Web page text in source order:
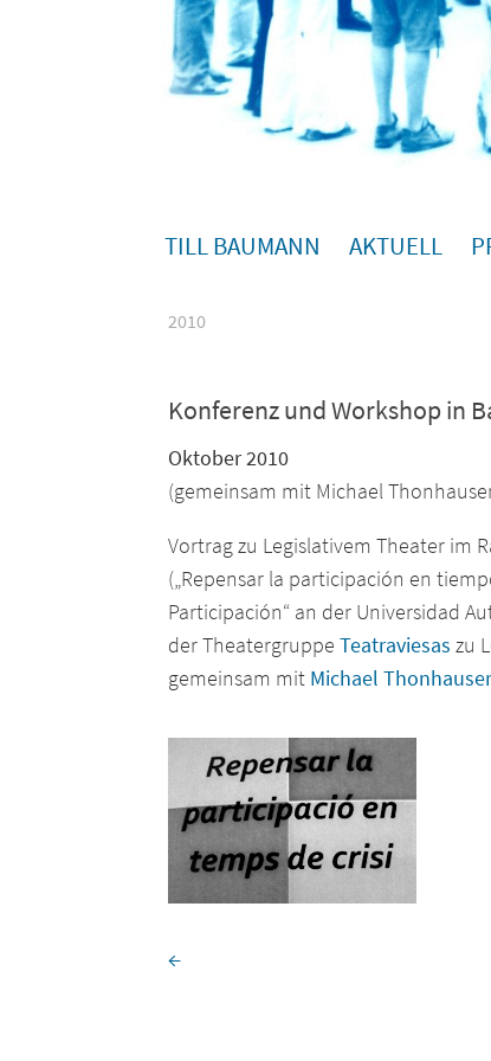
TILL BAUMANN AKTUELL
2010
Konferenz und Workshop in
Oktober 2010
(gemeinsam mit Michael
Vortrag zu Legislativem Theater im
(„Repensar la participación en
Participación“ an der Universidad
der Theatergruppe Teatraviesas zu
gemeinsam mit Michael Thonhauser
←